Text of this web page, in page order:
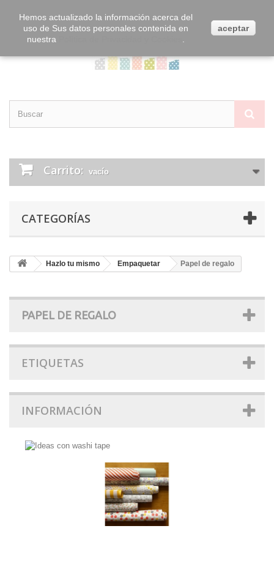
Carrito: vacío
CATEGORÍAS
Hazlo tu mismo Empaquetar Papel de regalo
PAPEL DE REGALO
ETIQUETAS
INFORMACIÓN
Hemos actualizado la información acerca del
uso de Sus datos personales contenida en
nuestra
aceptar